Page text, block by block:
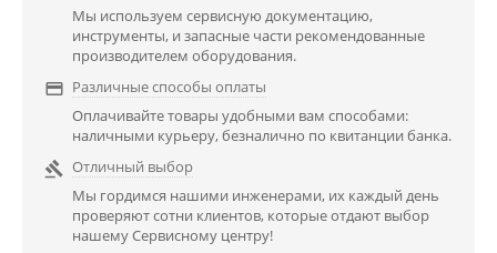
Мы используем сервисную документацию,
инструменты, и запасные части рекомендованные
производителем оборудования.
 Различные способы оплаты
Оплачивайте товары удобными вам способами:
наличными курьеру, безналично по квитанции банка.
 Отличный выбор
Мы гордимся нашими инженерами, их каждый день
проверяют сотни клиентов, которые отдают выбор
нашему Сервисному центру!